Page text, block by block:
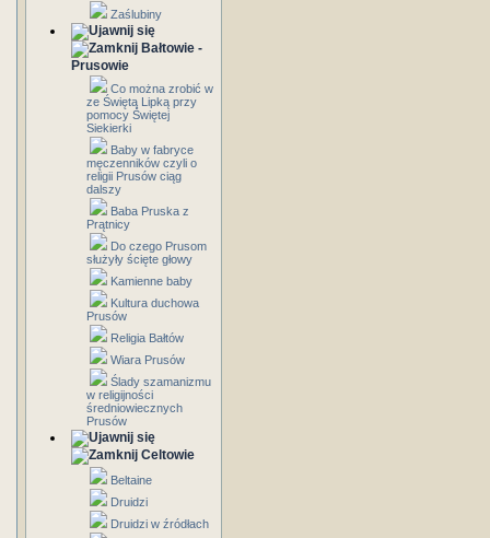
Zaślubiny
Bałtowie -
Prusowie
Co można zrobić w
ze Świętą Lipką przy
pomocy Świętej
Siekierki
Baby w fabryce
męczenników czyli o
religii Prusów ciąg
dalszy
Baba Pruska z
Prątnicy
Do czego Prusom
służyły ścięte głowy
Kamienne baby
Kultura duchowa
Prusów
Religia Bałtów
Wiara Prusów
Ślady szamanizmu
w religijności
średniowiecznych
Prusów
Celtowie
Beltaine
Druidzi
Druidzi w źródłach